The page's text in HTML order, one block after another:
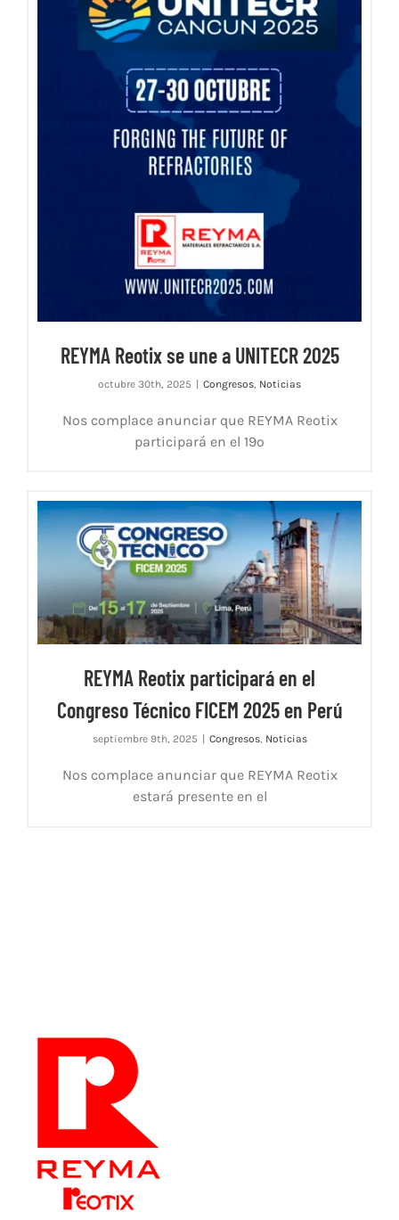
REYMA Reotix se une a UNITECR 2025
octubre 30th, 2025 Congresos, Noticias
Nos complace anunciar que REYMA Reotix
participará en el 19º
REYMA Reotix participará en el
Congreso Técnico FICEM 2025 en Perú
septiembre 9th, 2025 Congresos, Noticias
Nos complace anunciar que REYMA Reotix
estará presente en el